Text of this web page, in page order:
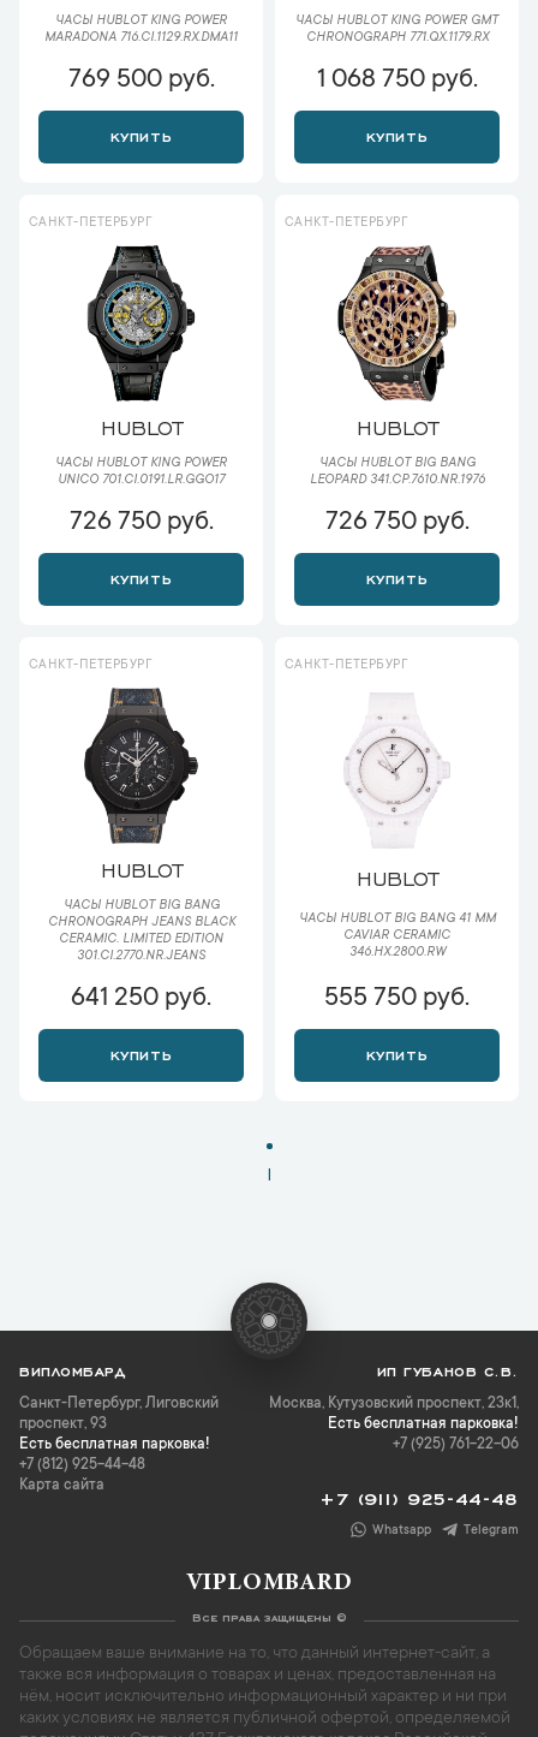
ЧАСЫ HUBLOT KING POWER
MARADONA 716.CI.1129.RX.DMA11
769 500 руб.
КУПИТЬ
ЧАСЫ HUBLOT KING POWER GMT
CHRONOGRAPH 771.QX.1179.RX
1 068 750 руб.
КУПИТЬ
САНКТ-ПЕТЕРБУРГ
HUBLOT
ЧАСЫ HUBLOT KING POWER
UNICO 701.CI.0191.LR.GGO17
726 750 руб.
КУПИТЬ
САНКТ-ПЕТЕРБУРГ
HUBLOT
ЧАСЫ HUBLOT BIG BANG
LEOPARD 341.CP.7610.NR.1976
726 750 руб.
КУПИТЬ
САНКТ-ПЕТЕРБУРГ
HUBLOT
ЧАСЫ HUBLOT BIG BANG
CHRONOGRAPH JEANS BLACK
CERAMIC. LIMITED EDITION
301.CI.2770.NR.JEANS
641 250 руб.
КУПИТЬ
САНКТ-ПЕТЕРБУРГ
HUBLOT
ЧАСЫ HUBLOT BIG BANG 41 MM
CAVIAR CERAMIC
346.HX.2800.RW
555 750 руб.
КУПИТЬ
1
ВИПЛОМБАРД
Санкт-Петербург, Лиговский
проспект, 93
Есть бесплатная парковка!
+7 (812) 925-44-48
Карта сайта
ИП ГУБАНОВ С.В.
Москва, Кутузовский проспект, 23к1,
Есть бесплатная парковка!
+7 (925) 761-22-06
+7 (911) 925-44-48
Whatsapp Telegram
VIPLOMBARD
Все права защищены ©
Обращаем ваше внимание на то, что данный интернет-сайт, а
также вся информация о товарах и ценах, предоставленная на
нём, носит исключительно информационный характер и ни при
каких условиях не является публичной офертой, определяемой